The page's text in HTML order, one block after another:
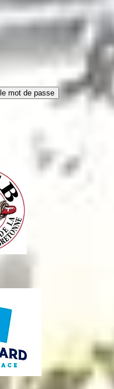
mot de passe